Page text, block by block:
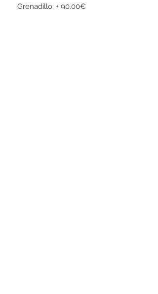
Grenadillo: + 90,00€